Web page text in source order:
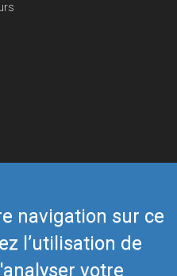
navigation sur ce
l’utilisation de
votre
8862